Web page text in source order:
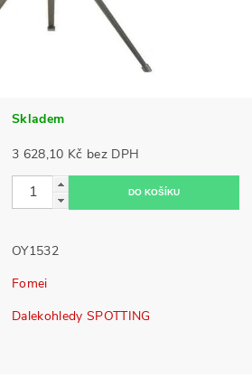
Skladem
3 628,10 Kč bez DPH
OY1532
Fomei
Dalekohledy SPOTTING